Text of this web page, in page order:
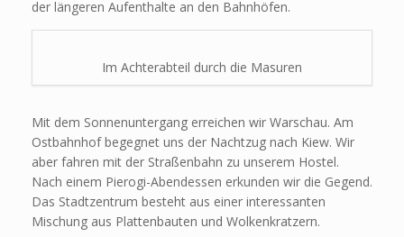
der längeren Aufenthalte an den Bahnhöfen.
Im Achterabteil durch die Masuren
Mit dem Sonnenuntergang erreichen wir Warschau. Am
Ostbahnhof begegnet uns der Nachtzug nach Kiew. Wir
aber fahren mit der Straßenbahn zu unserem Hostel.
Nach einem Pierogi-Abendessen erkunden wir die Gegend.
Das Stadtzentrum besteht aus einer interessanten
Mischung aus Plattenbauten und Wolkenkratzern.